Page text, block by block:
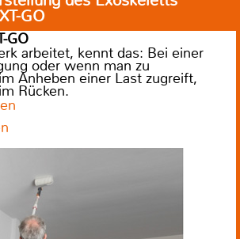
GO
GO
arbeitet, kennt das: Bei einer
oder wenn man zu
Anheben einer Last zugreift,
Rücken.